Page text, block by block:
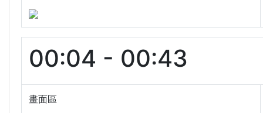
00:04 - 00:43
畫面區